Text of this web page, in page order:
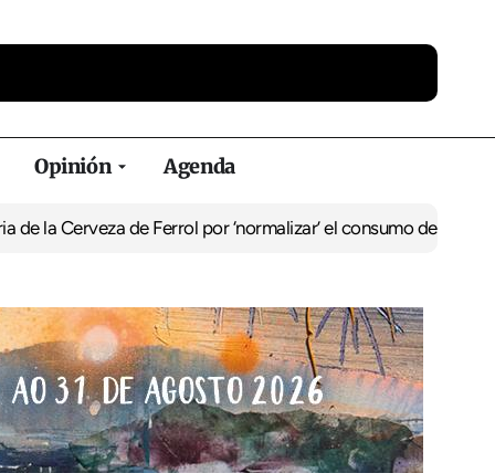
Opinión Agenda
de Ferrol por ‘normalizar’ el consumo de alcoholDe